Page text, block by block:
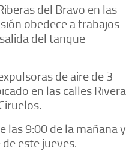
del Bravo en las
obedece a trabajos
del tanque
de aire de 3
en las calles Rivera
las 9:00 de la mañana y
este jueves.